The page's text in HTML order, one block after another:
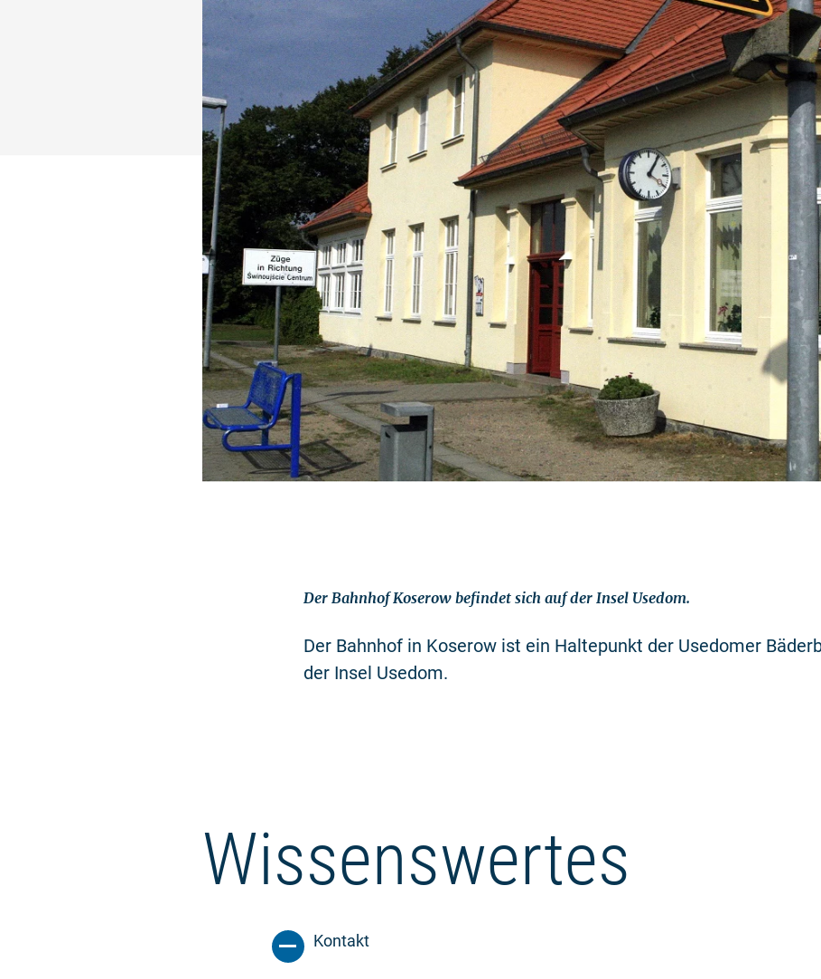
Der Bahnhof Koserow befindet sich auf der Insel Usedom.
Der Bahnhof in Koserow ist ein Haltepunkt der Usedomer
der Insel Usedom.
Wissenswertes
Kontakt